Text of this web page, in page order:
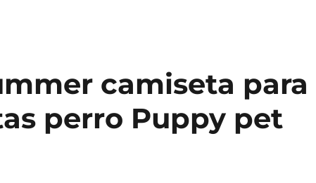
camiseta para
perro Puppy pet